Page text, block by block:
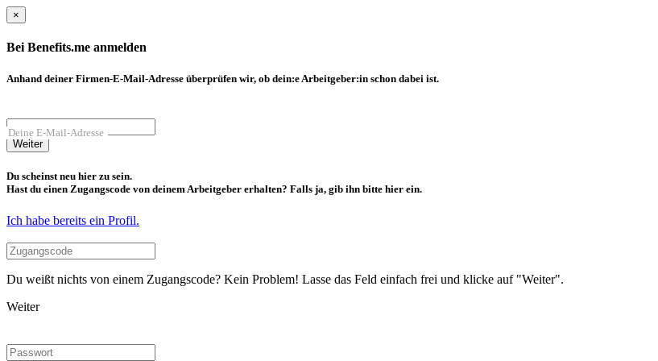
×
Bei Benefits.me anmelden
Anhand deiner Firmen-E-Mail-Adresse überprüfen wir, ob dein:e Arbeitgeber:in schon dabei ist.
Deine E-Mail-Adresse
Weiter
Du scheinst neu hier zu sein.
Hast du einen Zugangscode von deinem Arbeitgeber erhalten? Falls ja, gib ihn bitte hier ein.
Ich habe bereits ein Profil.
Du weißt nichts von einem Zugangscode? Kein Problem! Lasse das Feld einfach frei und klicke auf "Weiter".
Weiter